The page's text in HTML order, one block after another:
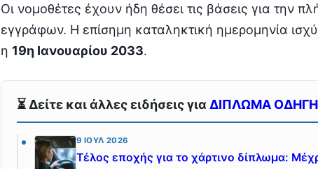
Οι νομοθέτες έχουν ήδη θέσει τις βάσεις για την
εγγράφων. Η επίσημη καταληκτική ημερομηνία
η 19η Ιανουαρίου 2033.
⏳ Δείτε και άλλες ειδήσεις για ΔΙΠΛΩΜΑ
9 ΙΟΎΛ 2026
Τέλος εποχής για το χάρτινο δίπλωμα: